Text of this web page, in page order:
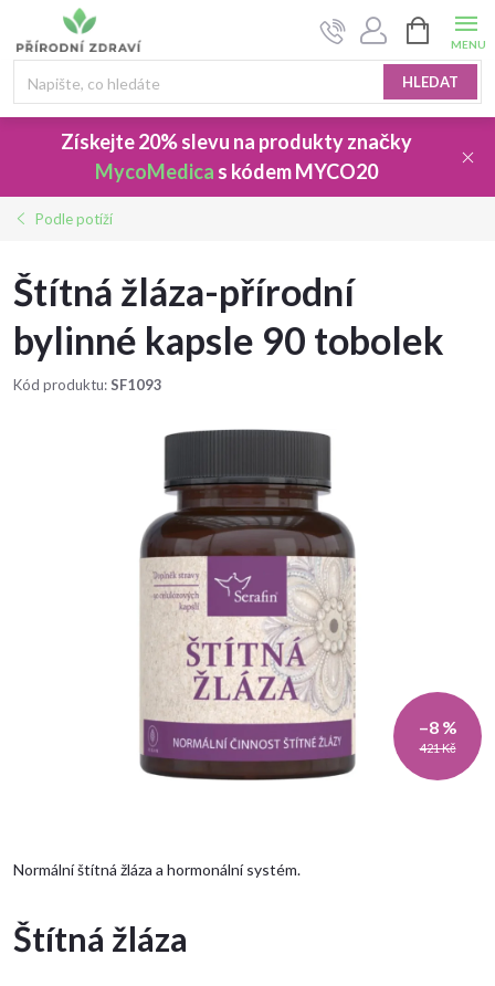
obsah
HLEDAT
KOŠÍK
Získejte 20% slevu na produkty značky
MycoMedica s kódemMYCO20
Podle potíží
Štítná žláza-přírodní
bylinné kapsle 90 tobolek
Kód produktu:SF1093
421 Kč
–8 %
Normální štítná žláza a hormonální systém.
Štítná žláza